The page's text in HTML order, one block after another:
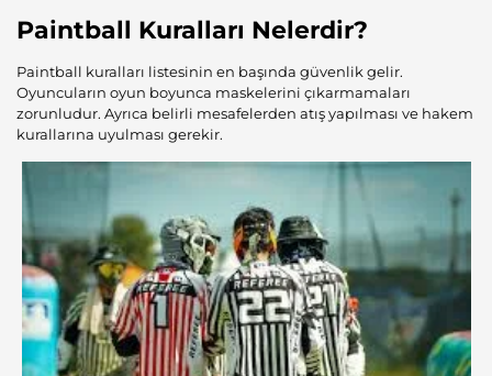
Paintball Kuralları Nelerdir?
Paintball kuralları listesinin en başında güvenlik gelir.
Oyuncuların oyun boyunca maskelerini çıkarmamaları
zorunludur. Ayrıca belirli mesafelerden atış yapılması ve hakem
kurallarına uyulması gerekir.